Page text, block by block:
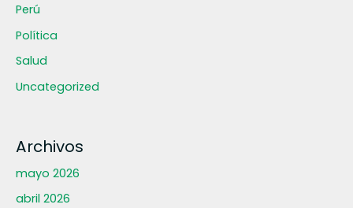
Perú
Política
Salud
Uncategorized
Archivos
mayo 2026
abril 2026